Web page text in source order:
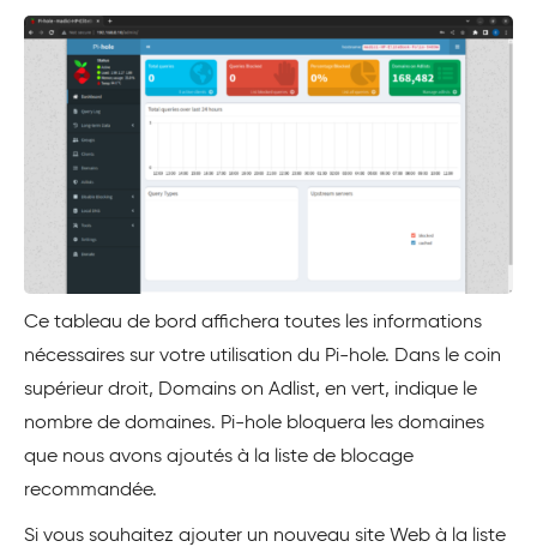
Ce tableau de bord affichera toutes les informations
nécessaires sur votre utilisation du Pi-hole. Dans le coin
supérieur droit, Domains on Adlist, en vert, indique le
nombre de domaines. Pi-hole bloquera les domaines
que nous avons ajoutés à la liste de blocage
recommandée.
Si vous souhaitez ajouter un nouveau site Web à la liste